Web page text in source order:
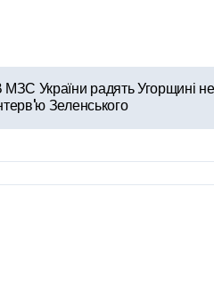
МЗС України радять Угорщині
Зеленського